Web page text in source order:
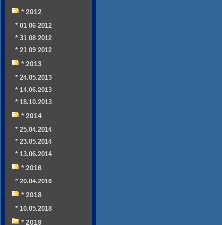
* 2012
* 01 06 2012
* 31 08 2012
* 21 09 2012
* 2013
* 24.05.2013
* 14.06.2013
* 18.10.2013
* 2014
* 25.04.2014
* 23.05.2014
* 13.06.2014
* 2016
* 20.04.2016
* 2018
* 10.05.2018
* 2019